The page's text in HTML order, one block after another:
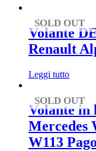
SOLD OUT
Volante
Renault
Leggi tutto
SOLD OUT
Volante in
Mercedes
W113